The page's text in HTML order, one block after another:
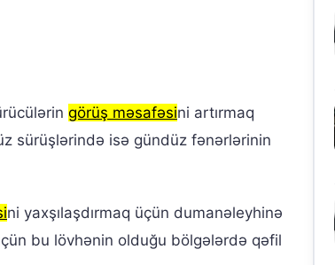
görüş məsafəsini artırmaq
sürüşlərində isə gündüz fənərlərinin
ni yaxşılaşdırmaq üçün dumanəleyhinə
bu lövhənin olduğu bölgələrdə qəfil